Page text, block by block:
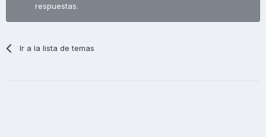
respuestas.
Ir a la lista de temas